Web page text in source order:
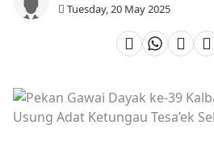
Tuesday, 20 May 2025